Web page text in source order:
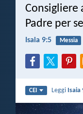
Consigliere
Padre per
Isaia 9:5 Messia
CEI Leggi Isaia